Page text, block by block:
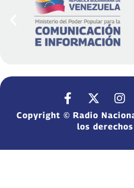
Copyright © Radio
los